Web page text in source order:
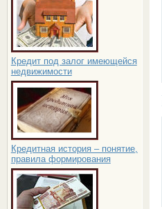
Кредит под залог имеющейся
недвижимости
Кредитная история – понятие,
правила формирования